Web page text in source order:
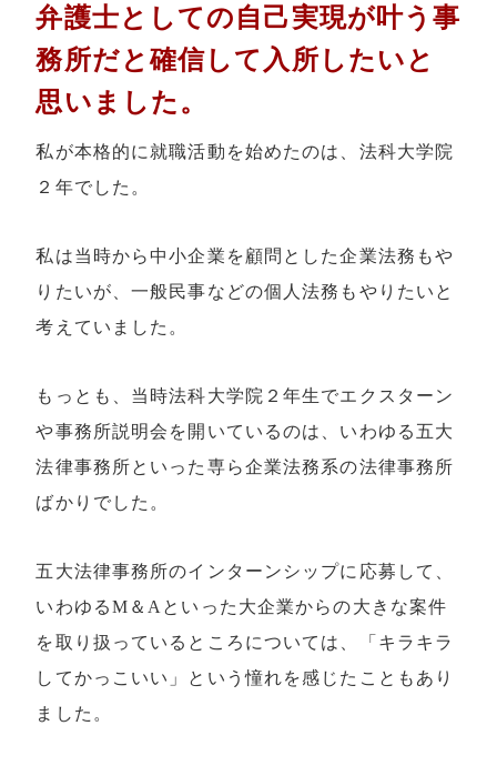
弁護士としての自己実現が叶う事
務所だと確信して入所したいと
思いました。
私が本格的に就職活動を始めたのは、法科大学院
２年でした。
私は当時から中小企業を顧問とした企業法務もや
りたいが、一般民事などの個人法務もやりたいと
考えていました。
もっとも、当時法科大学院２年生でエクスターン
や事務所説明会を開いているのは、いわゆる五大
法律事務所といった専ら企業法務系の法律事務所
ばかりでした。
五大法律事務所のインターンシップに応募して、
いわゆるM＆Aといった大企業からの大きな案件
を取り扱っているところについては、「キラキラ
してかっこいい」という憧れを感じたこともあり
ました。